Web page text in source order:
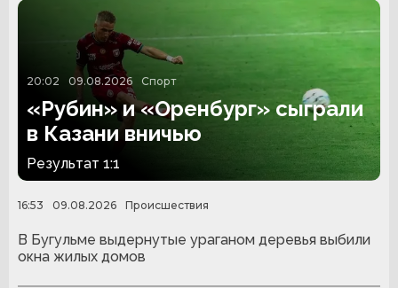
20:02 09.08.2026 Спорт
«Рубин» и «Оренбург» сыграли
в Казани вничью
Результат 1:1
16:53 09.08.2026 Происшествия
В Бугульме выдернутые ураганом деревья выбили
окна жилых домов